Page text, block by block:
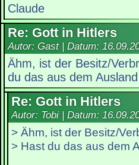
Claude
Re: Gott in Hitlers
Autor: Gast | Datum:
Ähm, ist der Besitz/
du das aus dem
Re: Gott in Hitlers
Autor: Tobi | Datum:
> Ähm, ist der Besitz/
> Hast du das aus dem